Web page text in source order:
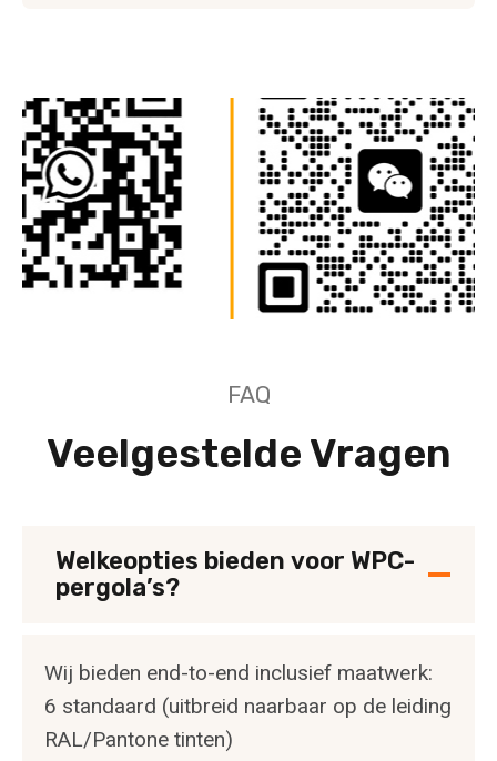
FAQ
Veelgestelde Vragen
Welkeopties bieden voor WPC-
pergola’s?
Wij bieden end-to-end inclusief maatwerk:
6 standaard (uitbreid naarbaar op de leiding
RAL/Pantone tinten)